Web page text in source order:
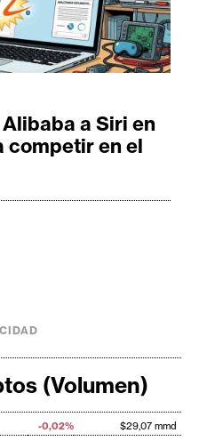
a Siri en
competir en el
(Volumen)
-0,02%
$29,07 mmd